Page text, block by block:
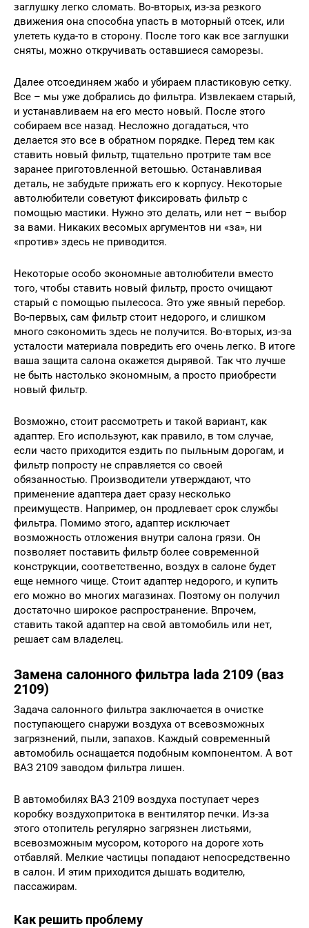
заглушку легко сломать. Во-вторых, из-за резкого
движения она способна упасть в моторный отсек, или
улететь куда-то в сторону. После того как все заглушки
сняты, можно откручивать оставшиеся саморезы.
Далее отсоединяем жабо и убираем пластиковую сетку.
Все – мы уже добрались до фильтра. Извлекаем старый,
и устанавливаем на его место новый. После этого
собираем все назад. Несложно догадаться, что
делается это все в обратном порядке. Перед тем как
ставить новый фильтр, тщательно протрите там все
заранее приготовленной ветошью. Останавливая
деталь, не забудьте прижать его к корпусу. Некоторые
автолюбители советуют фиксировать фильтр с
помощью мастики. Нужно это делать, или нет – выбор
за вами. Никаких весомых аргументов ни «за», ни
«против» здесь не приводится.
Некоторые особо экономные автолюбители вместо
того, чтобы ставить новый фильтр, просто очищают
старый с помощью пылесоса. Это уже явный перебор.
Во-первых, сам фильтр стоит недорого, и слишком
много сэкономить здесь не получится. Во-вторых, из-за
усталости материала повредить его очень легко. В итоге
ваша защита салона окажется дырявой. Так что лучше
не быть настолько экономным, а просто приобрести
новый фильтр.
Возможно, стоит рассмотреть и такой вариант, как
адаптер. Его используют, как правило, в том случае,
если часто приходится ездить по пыльным дорогам, и
фильтр попросту не справляется со своей
обязанностью. Производители утверждают, что
применение адаптера дает сразу несколько
преимуществ. Например, он продлевает срок службы
фильтра. Помимо этого, адаптер исключает
возможность отложения внутри салона грязи. Он
позволяет поставить фильтр более современной
конструкции, соответственно, воздух в салоне будет
еще немного чище. Стоит адаптер недорого, и купить
его можно во многих магазинах. Поэтому он получил
достаточно широкое распространение. Впрочем,
ставить такой адаптер на свой автомобиль или нет,
решает сам владелец.
Замена салонного фильтра lada 2109 (ваз
2109)
Задача салонного фильтра заключается в очистке
поступающего снаружи воздуха от всевозможных
загрязнений, пыли, запахов. Каждый современный
автомобиль оснащается подобным компонентом. А вот
ВАЗ 2109 заводом фильтра лишен.
В автомобилях ВАЗ 2109 воздуха поступает через
коробку воздухопритока в вентилятор печки. Из-за
этого отопитель регулярно загрязнен листьями,
всевозможным мусором, которого на дороге хоть
отбавляй. Мелкие частицы попадают непосредственно
в салон. И этим приходится дышать водителю,
пассажирам.
Как решить проблему